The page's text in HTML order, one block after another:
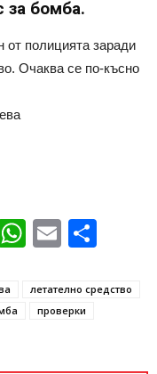
за бомба.
от полицията заради
Очаква се по-късно
Pinterest
WhatsApp
Email
летателно средство
проверки